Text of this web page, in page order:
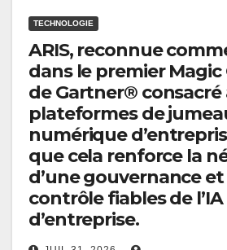
TECHNOLOGIE
ARIS, reconnue
dans le premier
de Gartner® consacré
plateformes de
numérique
que cela renforce la
d’une gouvernance et
contrôle fiables de l’IA
d’entreprise.